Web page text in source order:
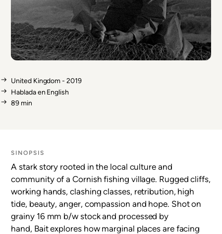
United Kingdom - 2019
Hablada en English
89 min
SINOPSIS
A stark story rooted in the local culture and
community of a Cornish fishing village. Rugged cliffs,
working hands, clashing classes, retribution, high
tide, beauty, anger, compassion and hope. Shot on
grainy 16 mm b/w stock and processed by
hand, Bait explores how marginal places are facing